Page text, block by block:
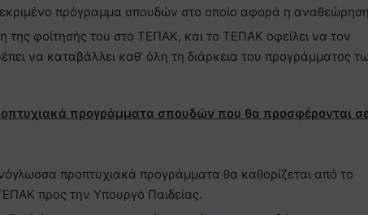
πρόγραμμα σπουδών στο οποίο αφορά η
της φοίτησής του στο ΤΕΠΑΚ, και το ΤΕΠΑΚ οφείλει να τον
να καταβάλλει καθ’ όλη τη διάρκεια του προγράμματος
προγράμματα σπουδών που θα προσφέρονται
προπτυχιακά προγράμματα θα καθορίζεται από το
προς την Υπουργό Παιδείας.